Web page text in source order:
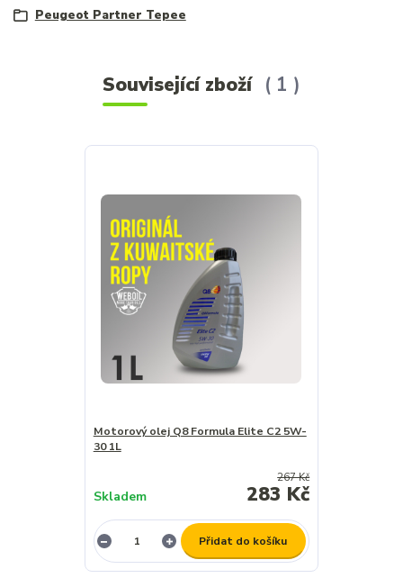
Peugeot Partner Tepee
Související zboží 1
Motorový olej Q8 Formula Elite C2 5W-
30 1L
267 Kč
283 Kč
Skladem
Přidat do košíku